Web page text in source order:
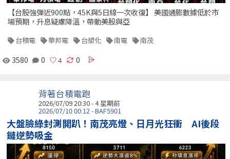
【台股強彈近900點，45K與5日線一次收復】 美國通膨數據低於市
場預期，升息疑慮降溫，帶動美股與亞
台積電 華邦電 台塑化 南電 南茂
3580 0 0
背著台積電跑
2026/07/09 20:30 - 4 星期前
2026/07/10 00:12 - BAF5901
大盤臉綠封測開趴！南茂亮燈、日月光狂衝 AI後段
鏈逆勢吸金